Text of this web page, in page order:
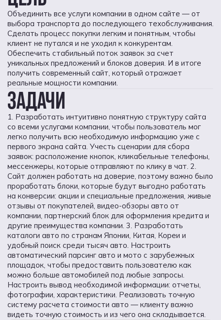
Объединить все услуги компании в одном сайте — от
выбора транспорта до последующего техобслуживания.
Сделать процесс покупки легким и понятным, чтобы
клиент не путался и не уходил к конкурентам.
Обеспечить стабильный поток заявок за счет
уникальных предложений и блоков доверия. И в итоге
получить современный сайт, который отражает
реальные мощности компании.
ЗАДАЧИ
1. Разработать интуитивно понятную структуру сайта
со всеми услугами компании, чтобы пользователь мог
легко получить всю необходимую информацию уже с
первого экрана сайта. Учесть сценарии для сбора
заявок: расположение кнопок, кликабельные телефоны,
мессенжеры, которые отправляют по клику в чат. 2.
Сайт должен работать на доверие, поэтому важно было
проработать блоки, которые будут выгодно работать
на конверсии: акции и специальные предложения, живые
отзывы от покупателей, видео-обзоры авто от
компании, партнерский блок для оформления кредита и
другие преимущества компании. 3. Разработать
каталоги авто по странам Японии, Китая, Кореи и
удобный поиск среди тысяч авто. Настроить
автоматический парсинг авто и мото с зарубежных
площадок, чтобы предоставить пользователю как
можно больше автомобилей под любые запросы.
Настроить вывод необходимой информации: отчеты,
фотографии, характеристики. Реализовать точную
систему расчета стоимости авто — клиенту важно
видеть точную стоимость и из чего она складывается.